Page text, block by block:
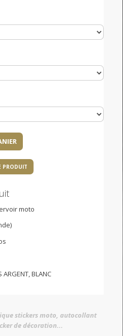
PRODUIT
moto
ARGENT, BLANC
stickers moto, autocollant
de décoration...